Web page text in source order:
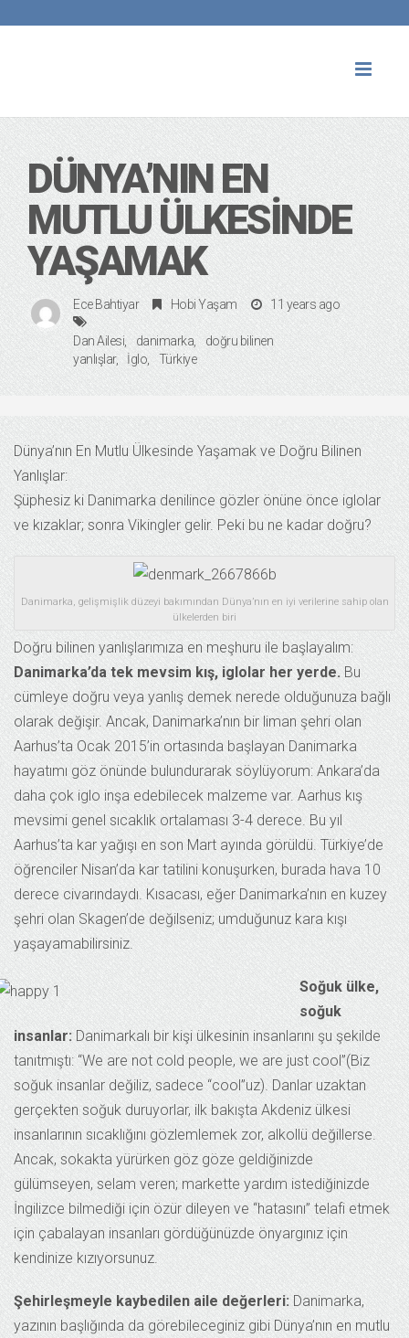
DÜNYA’NIN EN
MUTLU ÜLKESINDE
YAŞAMAK
Ece Bahtiyar Hobi Yaşam 11 years ago
Dan Ailesi danimarka
doğru bilinen
yanlışlar
İglo Türkiye
Dünya’nın En Mutlu Ülkesinde Yaşamak ve Doğru Bilinen
Yanlışlar:
Şüphesiz ki Danimarka denilince gözler önüne önce iglolar
ve kızaklar; sonra Vikingler gelir. Peki bu ne kadar doğru?
Danimarka, gelişmişlik düzeyi bakımından Dünya’nın en iyi verilerine sahip olan
ülkelerden biri
Doğru bilinen yanlışlarımıza en meşhuru ile başlayalım:
Danimarka’da tek mevsim kış, iglolar her yerde. Bu
cümleye doğru veya yanlış demek nerede olduğunuza bağlı
olarak değişir. Ancak, Danimarka’nın bir liman şehri olan
Aarhus’ta Ocak 2015’in ortasında başlayan Danimarka
hayatımı göz önünde bulundurarak söylüyorum: Ankara’da
daha çok iglo inşa edebilecek malzeme var. Aarhus kış
mevsimi genel sıcaklık ortalaması 3-4 derece. Bu yıl
Aarhus’ta kar yağışı en son Mart ayında görüldü. Türkiye’de
öğrenciler Nisan’da kar tatilini konuşurken, burada hava 10
derece civarındaydı. Kısacası, eğer Danimarka’nın en kuzey
şehri olan Skagen’de değilseniz; umduğunuz kara kışı
yaşayamabilirsiniz.
Soğuk ülke,
soğuk
insanlar: Danimarkalı bir kişi ülkesinin insanlarını şu şekilde
tanıtmıştı: “We are not cold people, we are just cool”(Biz
soğuk insanlar değiliz, sadece “cool”uz). Danlar uzaktan
gerçekten soğuk duruyorlar, ilk bakışta Akdeniz ülkesi
insanlarının sıcaklığını gözlemlemek zor, alkollü değillerse.
Ancak, sokakta yürürken göz göze geldiğinizde
gülümseyen, selam veren; markette yardım istediğinizde
İngilizce bilmediği için özür dileyen ve “hatasını” telafi etmek
için çabalayan insanları gördüğünüzde önyargınız için
kendinize kızıyorsunuz.
Şehirleşmeyle kaybedilen aile değerleri: Danimarka,
yazının başlığında da görebileceginiz gibi Dünya’nın en mutlu